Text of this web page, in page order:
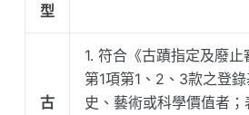
型
古
1. 符合《古蹟指定及廢
第1項第1、2、3款之登
史、藝術或科學價值者